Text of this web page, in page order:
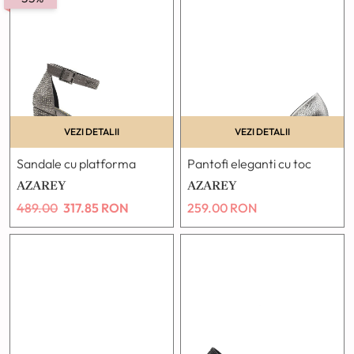
Sandale cu platforma
AZAREY
489.00 317.85 RON
VEZI DETALII
Pantofi eleganti cu toc
AZAREY
259.00 RON
VEZI DETALII